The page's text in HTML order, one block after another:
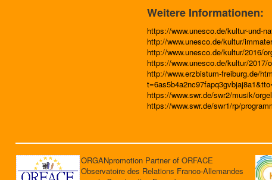
Weitere Informationen:
https://www.unesco.de/kultur-und-
http://www.unesco.de/kultur/
http://www.unesco.de/kultur/2016/
https://www.unesco.de/kultur/2017/
http://www.erzbistum-freiburg.de/
https://www.swr.de/swr2/musik/
https://www.swr.de/swr1/rp/
ORGANpromotion Partner of ORFACE
Observatoire des Relations Franco-Allemandes